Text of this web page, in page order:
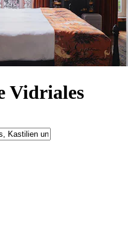
Vidriales